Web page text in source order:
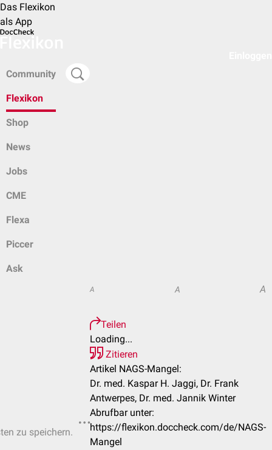
Das Flexikon
als App
Community
Flexikon
Shop
News
Jobs
CME
Flexa
Piccer
Ask
zu speichern.
A A A
Teilen
Loading...
Zitieren
Artikel NAGS-Mangel:
Dr. med. Kaspar H. Jaggi, Dr. Frank
Antwerpes, Dr. med. Jannik Winter
Abrufbar unter:
https://flexikon.doccheck.com/de/NAGS-
Mangel